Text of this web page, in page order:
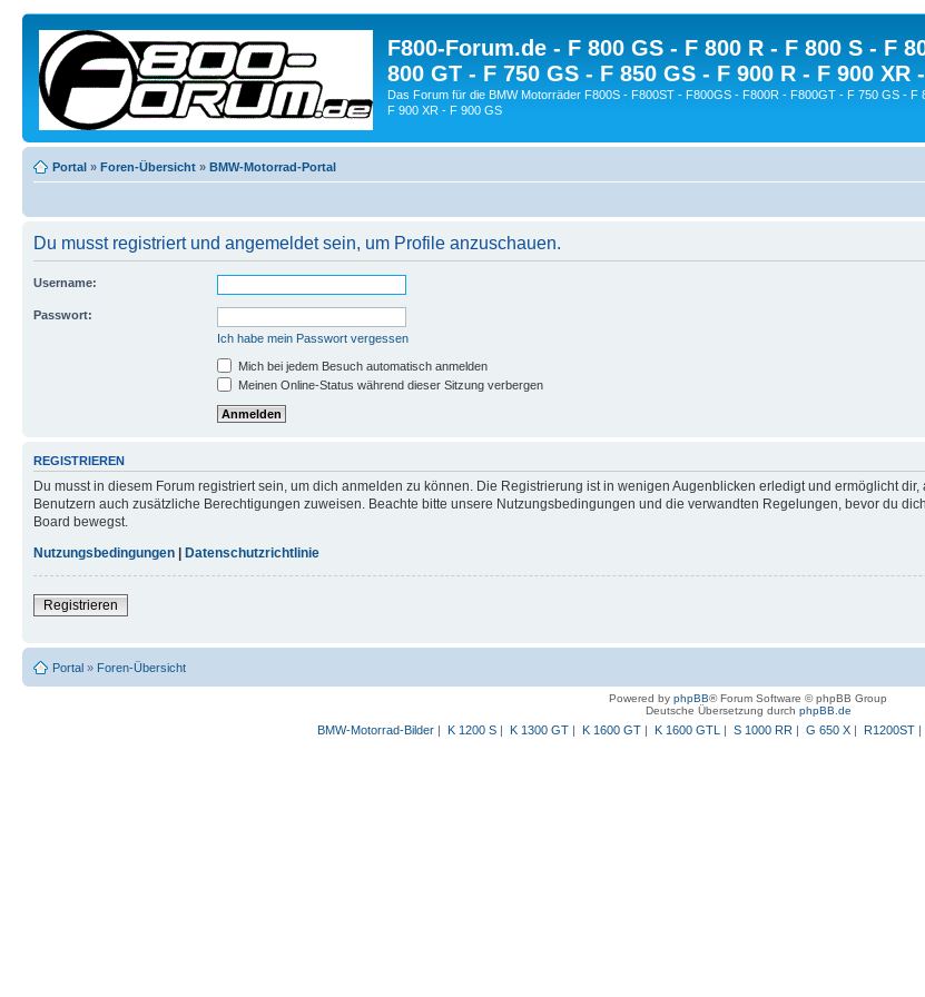
F800-Forum.de - F 800 GS - F 800 R - F 800 S - F
800 GT - F 750 GS - F 850 GS - F 900 R - F 900 XR
Das Forum für die BMW Motorräder F800S - F800ST - F800GS - F800R - F800GT - F 750 GS - F
F 900 XR - F 900 GS
Portal » Foren-Übersicht » BMW-Motorrad-Portal
Du musst registriert und angemeldet sein, um Profile anzuschauen.
Username:
Passwort:
Ich habe mein Passwort vergessen
Mich bei jedem Besuch automatisch anmelden
Meinen Online-Status während dieser Sitzung verbergen
REGISTRIEREN
Du musst in diesem Forum registriert sein, um dich anmelden zu können. Die Registrierung ist in wenigen Augenblicken erledigt und ermöglicht
Benutzern auch zusätzliche Berechtigungen zuweisen. Beachte bitte unsere Nutzungsbedingungen und die verwandten Regelungen, bevor du
Board bewegst.
Nutzungsbedingungen
Datenschutzrichtlinie
Registrieren
Portal » Foren-Übersicht
Powered by phpBB® Forum Software © phpBB Group
Deutsche Übersetzung durch phpBB.de
BMW-Motorrad-Bilder| K 1200 S| K 1300 GT| K 1600 GT| K 1600 GTL | S 1000 RR | G 650 X| R1200ST|